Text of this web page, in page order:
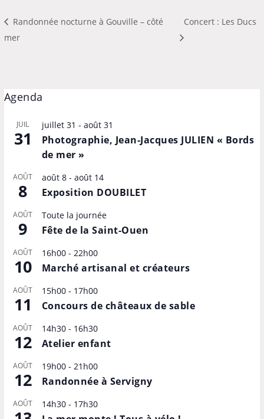
Randonnée nocturne à Gouville – côté
mer
Concert : Les Ducs
Agenda
JUIL
31
juillet 31 - août 31
Photographie, Jean-Jacques JULIEN « Bords
de mer »
AOÛT
8
août 8- août 14
Exposition DOUBILET
AOÛT
9
Toute la journée
Fête de la Saint-Ouen
AOÛT
10
16h00- 22h00
Marché artisanal et créateurs
AOÛT
11
15h00- 17h00
Concours de châteaux de sable
AOÛT
12
14h30- 16h30
Atelier enfant
AOÛT
12
19h00- 21h00
Randonnée à Servigny
AOÛT 14h30- 17h30